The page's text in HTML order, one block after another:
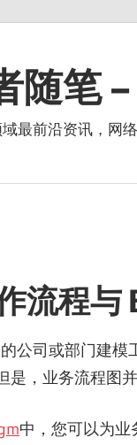
随笔
最前沿资讯，网
流程与
公司或部门建模
是，业务流程图
中，您可以为业